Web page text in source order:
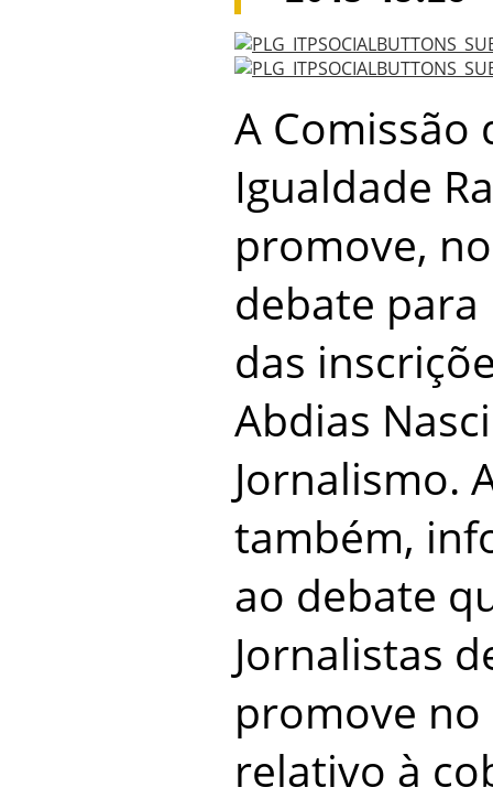
A Comissão
Igualdade
promove,
debate
das
Abdias
Jornalismo.
também,
ao debate
Jornalistas
promove no
relativo à